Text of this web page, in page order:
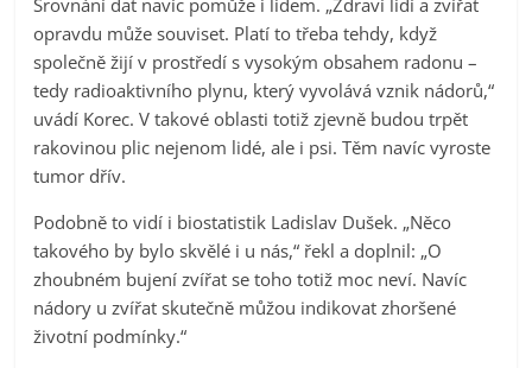
opravdu může souviset. Platí to třeba tehdy, když
společně žijí v prostředí s vysokým obsahem radonu –
tedy radioaktivního plynu, který vyvolává vznik nádorů,“
uvádí Korec. V takové oblasti totiž zjevně budou trpět
rakovinou plic nejenom lidé, ale i psi. Těm navíc vyroste
tumor dřív.
Podobně to vidí i biostatistik Ladislav Dušek. „Něco
takového by bylo skvělé i u nás,“ řekl a doplnil: „O
zhoubném bujení zvířat se toho totiž moc neví. Navíc
nádory u zvířat skutečně můžou indikovat zhoršené
životní podmínky.“